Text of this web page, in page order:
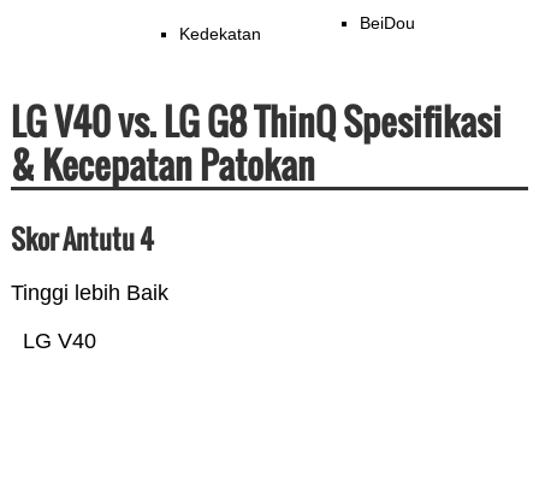
Kedekatan
BeiDou
LG V40 vs. LG G8 ThinQ Spesifikasi
& Kecepatan Patokan
Skor Antutu 4
Tinggi lebih Baik
LG V40